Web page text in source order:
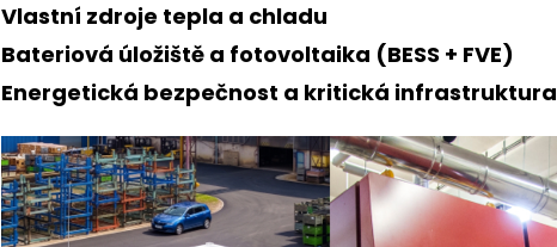
Vlastní zdroje tepla a chladu
Bateriová úložiště a fotovoltaika (BESS + FVE)
Energetická bezpečnost a kritická infrastruktura